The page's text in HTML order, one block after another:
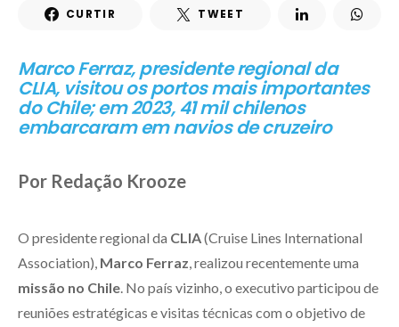
CURTIR TWEET
Marco Ferraz, presidente regional da
CLIA, visitou os portos mais importantes
do Chile; em 2023, 41 mil chilenos
embarcaram em navios de cruzeiro
Por Redação Krooze
O presidente regional da CLIA(Cruise Lines International
Association), Marco Ferraz , realizou recentemente uma
missão no Chile . No país vizinho, o executivo participou de
reuniões estratégicas e visitas técnicas com o objetivo de